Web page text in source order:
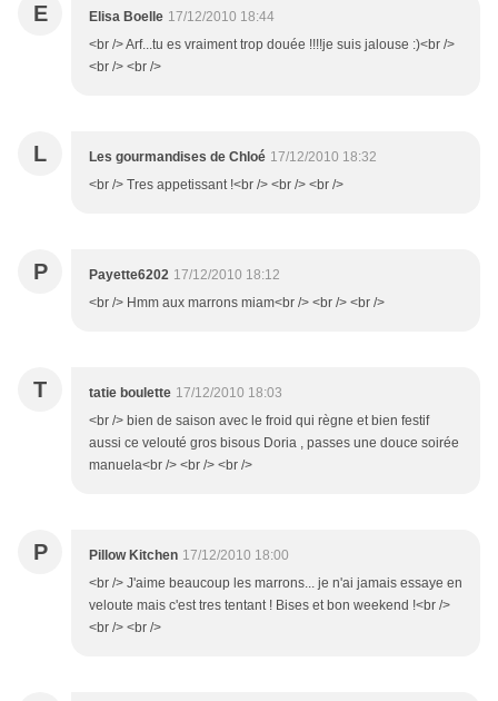
E Elisa Boelle 17/12/2010 18:44
<br /> Arf...tu es vraiment trop douée !!!!je suis jalouse :)<br />
<br /> <br />
L Les gourmandises de Chloé 17/12/2010 18:32
<br /> Tres appetissant !<br /> <br /> <br />
P Payette6202 17/12/2010 18:12
<br /> Hmm aux marrons miam<br /> <br /> <br />
T tatie boulette 17/12/2010 18:03
<br /> bien de saison avec le froid qui règne et bien festif
aussi ce velouté gros bisous Doria , passes une douce soirée
manuela<br /> <br /> <br />
P Pillow Kitchen 17/12/2010 18:00
<br /> J'aime beaucoup les marrons... je n'ai jamais essaye en
veloute mais c'est tres tentant ! Bises et bon weekend !<br />
<br /> <br />